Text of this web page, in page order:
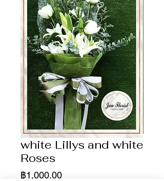
white Lillys and white
Roses
฿1,000.00ราคา